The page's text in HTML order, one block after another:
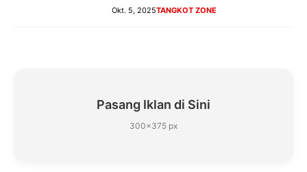
Okt. 5, 2025TANGKOT ZONE
Pasang Iklan di Sini
300×375 px